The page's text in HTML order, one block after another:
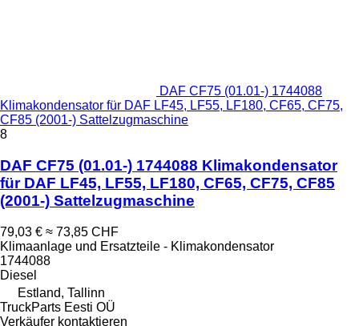
DAF CF75 (01.01-) 1744088
Klimakondensator für DAF LF45, LF55, LF180, CF65, CF75,
CF85 (2001-) Sattelzugmaschine
8
DAF CF75 (01.01-) 1744088 Klimakondensator
für DAF LF45, LF55, LF180, CF65, CF75, CF85
(2001-) Sattelzugmaschine
79,03 € ≈ 73,85 CHF
Klimaanlage und Ersatzteile - Klimakondensator
1744088
Diesel
Estland, Tallinn
TruckParts Eesti OÜ
Verkäufer kontaktieren